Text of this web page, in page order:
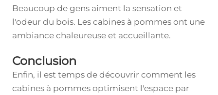
Beaucoup de gens aiment la sensation et
l'odeur du bois. Les cabines à pommes ont une
ambiance chaleureuse et accueillante.
Conclusion
Enfin, il est temps de découvrir comment les
cabines à pommes optimisent l'espace par